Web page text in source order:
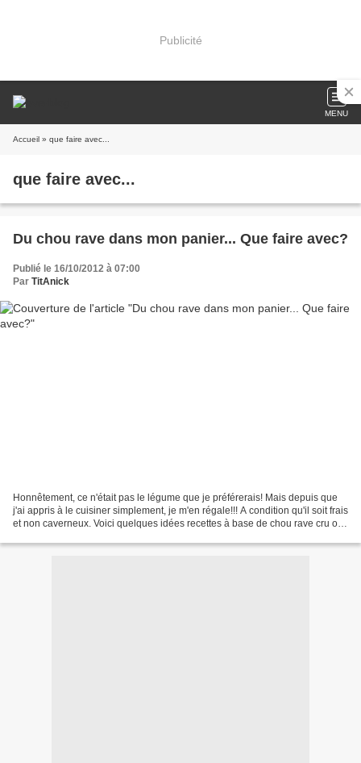
Publicité
MENU
Accueil » que faire avec...
que faire avec...
Du chou rave dans mon panier... Que faire avec?
Publié le 16/10/2012 à 07:00
Par TitAnick
Honnêtement, ce n'était pas le légume que je préférerais! Mais depuis que
j'ai appris à le cuisiner simplement, je m'en régale!!! A condition qu'il soit frais
et non caverneux. Voici quelques idées recettes à base de chou rave cru ou